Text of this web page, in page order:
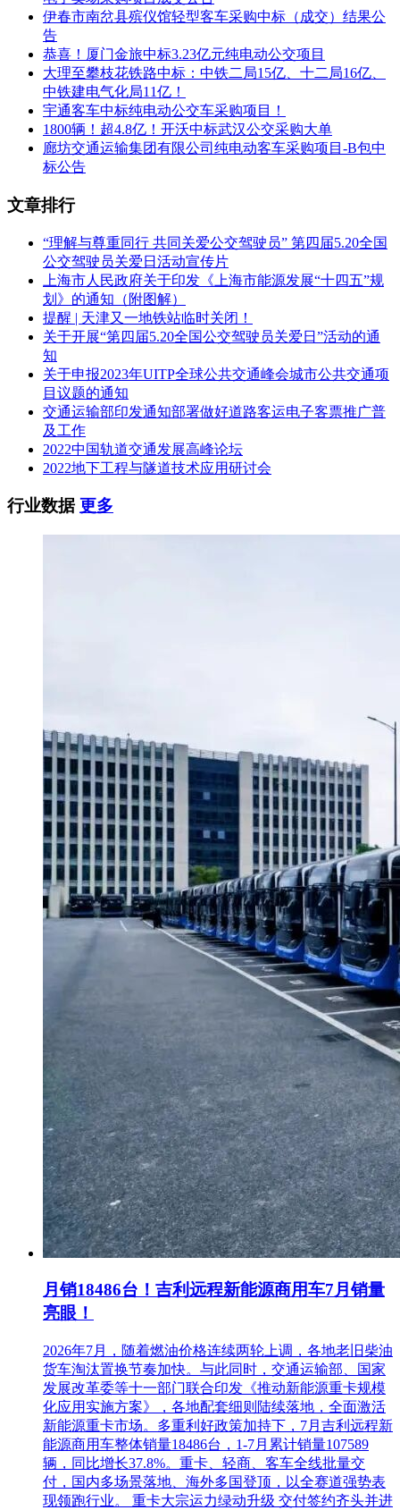
有运用库（一层17股道、二层17股道）、检修库（5股道）、
镟轮库（1股道）、调机与工程车库（2股道）、试车线（1股
道）。车辆段单线铺轨总长22.113km，其中60kg/m钢轨铺轨长
1.929km，50kg/m钢轨铺轨长20.184km。共铺设道岔60组。铺
设50kg/m钢轨7号单开道岔54组，50kg/m钢轨7号道岔5m间距
交叉渡线5组，60kg/m钢轨9号单开道岔1组。 车辆类型为A型
车，车辆编组6节车，轴重160kN,，接触网供电。
中标信息
轨道施工1标
投标价格：23467.1166万元
第二中标候选人：中铁十九局集团有限公司
投标价格：23458.0063万元
轨道施工2标
第一名：中铁一局集团有限公司
投标报价（万元）：16768.9999
通信、信号、综合监控、门禁、火灾自动报警、气体灭火、自
动售检票、站台门系统施工
第一名：中国铁建电气化局集团有限公司
中铁建电气化局集团南方工程有限公司
投标报价（万元）：44167.7366
第二名：中铁八局集团电务工程有限公司
中国铁路通信信号上海工程局集团有限公司
投标报价（万元）：44159.217
投标报价（万元）：15126.1505
第二名：中铁上海工程局集团有限公司
投标报价（万元）：15072.2719
东延伸工程供电系统及区间风水电施工
第一名：中国铁建电气化局集团有限公司
投标报价（万元）：27479.4196
第二名：中铁武汉电气化局集团有限公司
东延伸工程通信、信号、综合监控、门禁、火灾自动报警、气
体灭火、自动售检票、站台门系统施工
第一名：中国铁建电气化局集团有限公司、
中铁建电气化局集团南方工程有限公司
投标报价（万元）：13857.8196
第二名：中国铁路通信信号上海工程局集团有限公司、
中铁八局集团电务工程有限公司
伊春市南岔县殡仪馆轻型客车采购中标（成交）结果公
告
恭喜！厦门金旅中标3.23亿元纯电动公交项目
大理至攀枝花铁路中标：中铁二局15亿、十二局16亿、
中铁建电气化局11亿！
宇通客车中标纯电动公交车采购项目！
1800辆！超4.8亿！开沃中标武汉公交采购大单
廊坊交通运输集团有限公司纯电动客车采购项目-B包中
标公告
文章排行
“理解与尊重同行 共同关爱公交驾驶员” 第四届5.20全国
公交驾驶员关爱日活动宣传片
上海市人民政府关于印发《上海市能源发展“十四五”规
划》的通知（附图解）
提醒 | 天津又一地铁站临时关闭！
关于开展“第四届5.20全国公交驾驶员关爱日”活动的通
知
关于申报2023年UITP全球公共交通峰会城市公共交通项
目议题的通知
交通运输部印发通知部署做好道路客运电子客票推广普
及工作
2022中国轨道交通发展高峰论坛
2022地下工程与隧道技术应用研讨会
行业数据更多
月销18486台！吉利远程新能源商用车7月销量
亮眼！
2026年7月，随着燃油价格连续两轮上调，各地老旧柴油
货车淘汰置换节奏加快。与此同时，交通运输部、国家
发展改革委等十一部门联合印发《推动新能源重卡规模
化应用实施方案》，各地配套细则陆续落地，全面激活
新能源重卡市场。多重利好政策加持下，7月吉利远程新
能源商用车整体销量18486台，1-7月累计销量107589
辆，同比增长37.8%。重卡、轻商、客车全线批量交
付，国内多场景落地、海外多国登顶，以全赛道强势表
现领跑行业。 重卡大宗运力绿动升级 交付签约齐头并进